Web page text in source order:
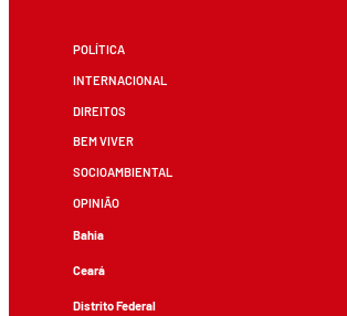
POLÍTICA
INTERNACIONAL
DIREITOS
BEM VIVER
SOCIOAMBIENTAL
OPINIÃO
Bahia
Ceará
Distrito Federal